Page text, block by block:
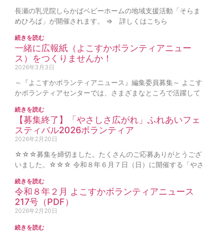
長瀬の乳児院しらかばベビーホームの地域支援活動「そらま
めひろば」が開催されます。 ⇒ 詳しくはこちら
続きを読む
一緒に広報紙（よこすかボランティアニュー
ス）をつくりませんか！
2026年3月3日
～『よこすかボランティアニュース』編集委員募集～ よこす
かボランティアセンターでは、さまざまなところで活躍して
続きを読む
【募集終了】「やさしさ広がれ」ふれあいフェ
スティバル2026ボランティア
2026年2月20日
☆☆☆募集を締切ました。たくさんのご応募ありがとうござ
いました。☆☆☆ 令和８年６月７日（日）に開催する「やさ
続きを読む
令和８年２月 よこすかボランティアニュース
217号（PDF）
2026年2月20日
続きを読む